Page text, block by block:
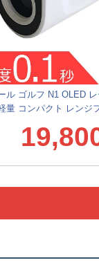
ル ゴルフ N1 OLED
量 コンパクト レンジ